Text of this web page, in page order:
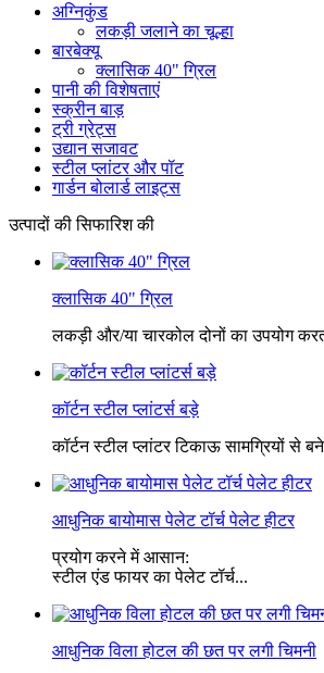
अग्निकुंड
लकड़ी जलाने का चूल्हा
बारबेक्यू
क्लासिक 40" ग्रिल
पानी की विशेषताएं
स्क्रीन बाड़
ट्री ग्रेट्स
उद्यान सजावट
स्टील प्लांटर और पॉट
गार्डन बोलार्ड लाइट्स
उत्पादों की सिफारिश की
क्लासिक 40" ग्रिल
लकड़ी और/या चारकोल दोनों का उपयोग
कॉर्टन स्टील प्लांटर्स बड़े
कॉर्टन स्टील प्लांटर टिकाऊ सामग्रियों से
आधुनिक बायोमास पेलेट टॉर्च पेलेट हीटर
प्रयोग करने में आसान:
स्टील एंड फायर का पेलेट टॉर्च...
आधुनिक विला होटल की छत पर लगी चिमनी